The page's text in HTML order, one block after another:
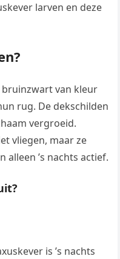
larven en deze
bruinzwart van kleur
rug. De dekschilden
vergroeid.
vliegen, maar ze
alleen ’s nachts actief.
is ’s nachts